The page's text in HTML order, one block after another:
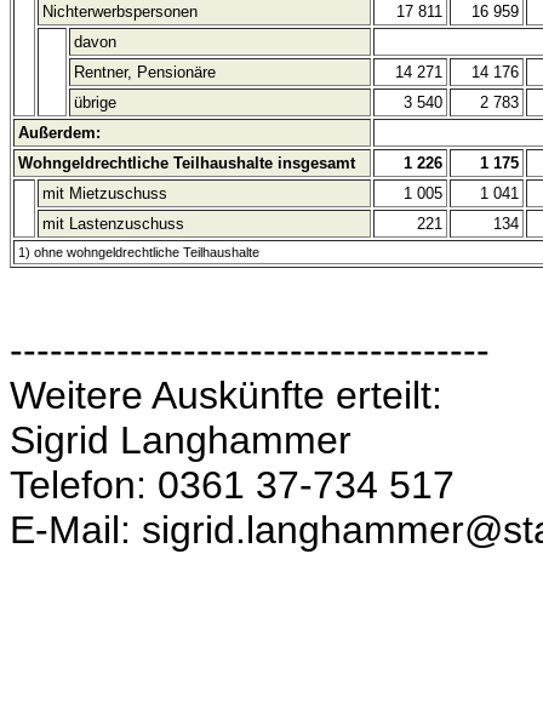
Nichterwerbspersonen
17 811
16 959
davon
Rentner, Pensionäre
14 271
14 176
übrige
3 540
2 783
Außerdem:
Wohngeldrechtliche Teilhaushalte insgesamt
1 226
1 175
mit Mietzuschuss
1 005
1 041
mit Lastenzuschuss
221 134
1) ohne wohngeldrechtliche Teilhaushalte
------------------------------------
Weitere Auskünfte erteilt:
Sigrid Langhammer
Telefon: 0361 37-734 517
E-Mail: